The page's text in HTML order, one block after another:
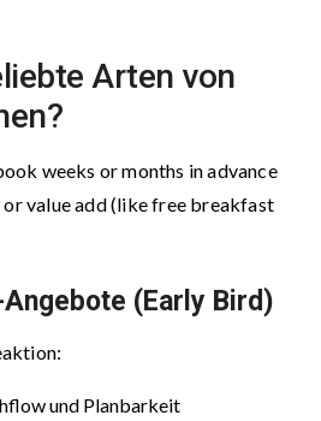
Arten von
weeks or months in advance
value add (like free breakfast
(Early Bird)
und Planbarkeit